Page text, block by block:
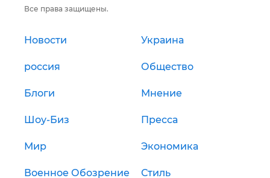
Все права защищены.
Новости Украина
россия Общество
Блоги Мнение
Шоу-Биз Пресса
Мир Экономика
Военное Обозрение Стиль